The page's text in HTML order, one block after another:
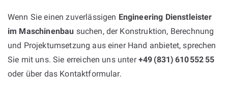
Wenn Sie einen zuverlässigen Engineering Dienstleister
im Maschinenbau suchen, der Konstruktion, Berechnung
und Projektumsetzung aus einer Hand anbietet, sprechen
Sie mit uns. Sie erreichen uns unter+49 (831) 610 552 55
oder über das Kontaktformular.